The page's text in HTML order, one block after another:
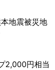
地震被災地
2,000円相当